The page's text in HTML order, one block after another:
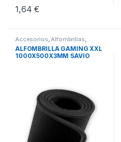
1,64€
Accesorios,Alfombrillas,
Periféricos
ALFOMBRILLA GAMING XXL
1000X500X3MM SAVIO